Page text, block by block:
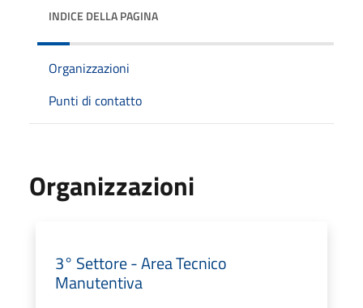
INDICE DELLA PAGINA
Organizzazioni
Punti di contatto
Organizzazioni
3° Settore - Area Tecnico
Manutentiva